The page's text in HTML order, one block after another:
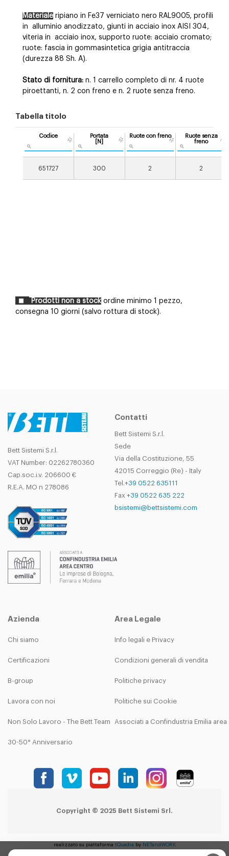
Materiale ripiano in Fe37 verniciato nero RAL9005, profili
in
alluminio anodizzato, giunti in acciaio inox AISI 304,
viteria in
acciaio inox, supporto ruote: acciaio cromato;
ruote: fascia in gommasintetica grigia antitraccia
(durezza 88 Sh. A).
Stato di fornitura: n. 1 carrello completo di nr. 4 ruote
piroettanti, n. 2 con freno e n. 2 ruote senza freno.
Tabella titolo
Codice
Portata
[N]
Ruote con freno
Ruote senza
freno
651727 300 2 2
Prodotti non a stock ordine minimo 1 pezzo,
consegna 10 giorni (salvo rottura di stock).
Bett Sistemi S.r.l.
VAT Number: 02262780360
Cap.soc.i.v. 206600 €
R.E.A. MO n 278086
Contatti
Bett Sistemi S.r.l.
Sede
Via della Costituzione, 55
42015 Correggio (Re) - Italy
Tel.+39 0522 635111
Fax +39 0522 635 222
bsistemi@bettsistemi.com
Azienda
Chi siamo
Certificazioni
B-group
Lavora con noi
Non Solo Lavoro - The Bett Team
30-50° Anniversario
Area Legale
Info legali e Privacy
Condizioni generali di vendita
Politiche privacy
Politiche sui Cookie
Associati a Confindustria Emilia
Copyright © 2025 Bett Sistemi Srl.
realizzato su piattaforma tQuadra by NETandWORK